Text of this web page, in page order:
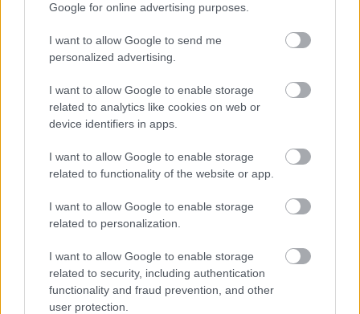
Google for online advertising purposes.
I want to allow Google to send me
personalized advertising.
I want to allow Google to enable storage
related to analytics like cookies on web or
device identifiers in apps.
I want to allow Google to enable storage
related to functionality of the website or app.
I want to allow Google to enable storage
related to personalization.
I want to allow Google to enable storage
related to security, including authentication
functionality and fraud prevention, and other
user protection.
energiahatékonyság igényvezérelt szellőztetés Lindab légtechnika
Nem az üres, hanem az okosan működő épület
A home office ösztönzésével is próbálták enyhíteni az
energiaválságot Magyarországon, ám - nem az üres, hanem az
épületgépészet rendszerszintű, a tényleges használathoz
igazodó működtetése hozhat az irodai, az ipari és a lakossági
ott és akkor használjanak energiát, ahol és amikor arra valóban
szükség van. A Lindab légtechnikai rendszerei ezt a szemléletet
Újragondolják Lipótváros rejtett, zöld
parkját